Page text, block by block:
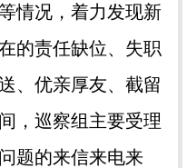
情况，着力发现新
的责任缺位、失职
、优亲厚友、截留
，巡察组主要受理
题的来信来电来